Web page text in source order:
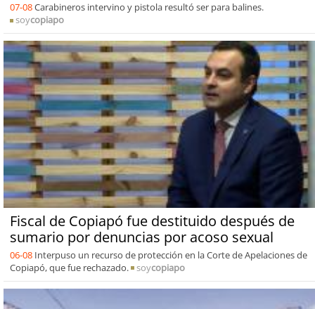
07-08Carabineros intervino y pistola resultó ser para balines.
soycopiapo
Fiscal de Copiapó fue destituido después de
sumario por denuncias por acoso sexual
06-08 Interpuso un recurso de protección en la Corte de Apelaciones de
Copiapó, que fue rechazado.
soycopiapo